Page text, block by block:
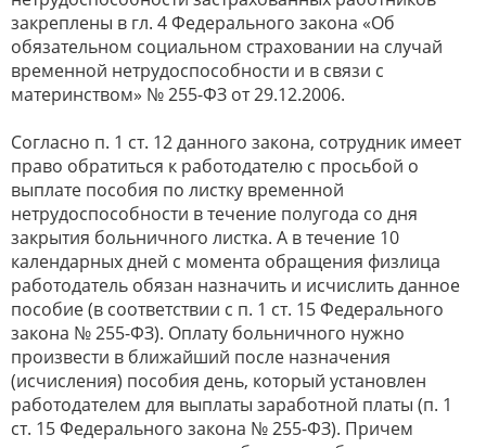
закреплены в гл. 4 Федерального закона «Об
обязательном социальном страховании на случай
временной нетрудоспособности и в связи с
материнством» № 255-ФЗ от 29.12.2006.
Согласно п. 1 ст. 12 данного закона, сотрудник имеет
право обратиться к работодателю с просьбой о
выплате пособия по листку временной
нетрудоспособности в течение полугода со дня
закрытия больничного листка. А в течение 10
календарных дней с момента обращения физлица
работодатель обязан назначить и исчислить данное
пособие (в соответствии с п. 1 ст. 15 Федерального
закона № 255-ФЗ). Оплату больничного нужно
произвести в ближайший после назначения
(исчисления) пособия день, который установлен
работодателем для выплаты заработной платы (п. 1
ст. 15 Федерального закона № 255-ФЗ). Причем